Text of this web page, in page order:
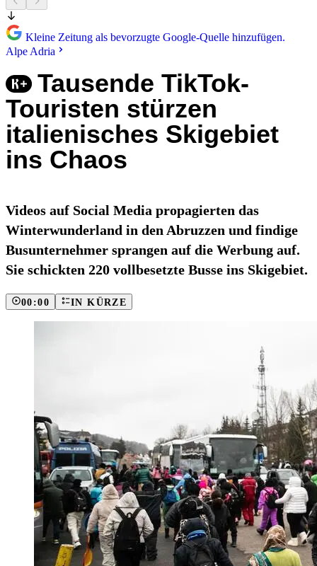
Kleine Zeitung als bevorzugte Google-Quelle hinzufügen.
Alpe Adria
Tausende TikTok-
Touristen stürzen
italienisches Skigebiet
ins Chaos
Videos auf Social Media propagierten das
Winterwunderland in den Abruzzen und findige
Busunternehmer sprangen auf die Werbung auf.
Sie schickten 220 vollbesetzte Busse ins Skigebiet.
00:00 IN KÜRZE